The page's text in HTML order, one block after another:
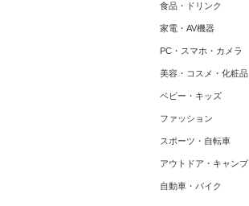
食品・ドリンク
家電・AV機器
PC・スマホ・カメラ
美容・コスメ・化粧品
ベビー・キッズ
ファッション
スポーツ・自転車
アウトドア・キャンプ
自動車・バイク